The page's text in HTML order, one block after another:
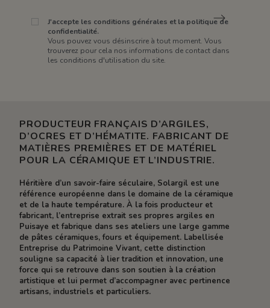
J'accepte les conditions générales et la politique de
confidentialité.
Vous pouvez vous désinscrire à tout moment. Vous
trouverez pour cela nos informations de contact dans
les conditions d'utilisation du site.
PRODUCTEUR FRANÇAIS D’ARGILES,
D’OCRES ET D’HÉMATITE. FABRICANT DE
MATIÈRES PREMIÈRES ET DE MATÉRIEL
POUR LA CÉRAMIQUE ET L’INDUSTRIE.
Héritière d’un savoir-faire séculaire, Solargil est une
référence européenne dans le domaine de la céramique
et de la haute température. À la fois producteur et
fabricant, l’entreprise extrait ses propres argiles en
Puisaye et fabrique dans ses ateliers une large gamme
de pâtes céramiques, fours et équipement. Labellisée
Entreprise du Patrimoine Vivant, cette distinction
souligne sa capacité à lier tradition et innovation, une
force qui se retrouve dans son soutien à la création
artistique et lui permet d’accompagner avec pertinence
artisans, industriels et particuliers.